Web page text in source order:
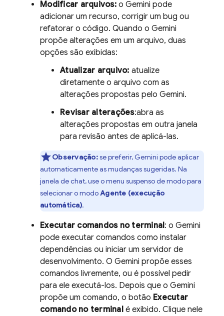
Modificar arquivos:o Gemini pode
adicionar um recurso, corrigir um bug ou
refatorar o código. Quando o Gemini
propõe alterações em um arquivo, duas
opções são exibidas:
Atualizar arquivo: atualize
diretamente o arquivo com as
alterações propostas pelo Gemini.
Revisar alterações:abra as
alterações propostas em outra janela
para revisão antes de aplicá-las.
Observação:se preferir, Gemini pode aplicar
automaticamente as mudanças sugeridas. Na
janela de chat, use o menu suspenso de modo para
selecionar o modoAgente (execução
automática).
Executar comandos no terminal: oGemini
pode executar comandos como instalar
dependências ou iniciar um servidor de
desenvolvimento. O Gemini propõe esses
comandos livremente, ou é possível pedir
para ele executá-los. Depois que o Gemini
propõe um comando, o botão Executar
comando no terminalé exibido. Clique nele